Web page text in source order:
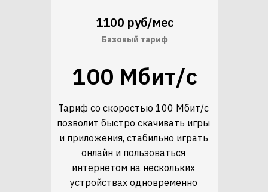
Тариф со скоростью 100 Мбит/с
позволит быстро скачивать игры
и приложения, стабильно играть
онлайн и пользоваться
интернетом на нескольких
устройствах одновременно
1100 руб/мес
Базовый тариф
100 Мбит/с